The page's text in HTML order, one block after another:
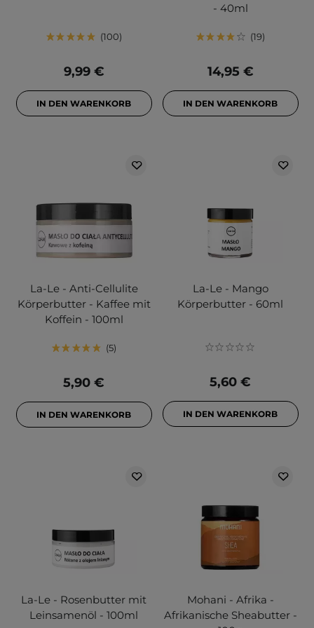
100
9,99 €
IN DEN WARENKORB
- 40ml
19
14,95 €
IN DEN WARENKORB
La-Le - Anti-Cellulite
Körperbutter - Kaffee mit
Koffein - 100ml
5
5,90 €
IN DEN WARENKORB
La-Le - Mango
Körperbutter - 60ml
5,60 €
IN DEN WARENKORB
La-Le - Rosenbutter mit
Leinsamenöl - 100ml
Mohani - Afrika -
Afrikanische Sheabutter -